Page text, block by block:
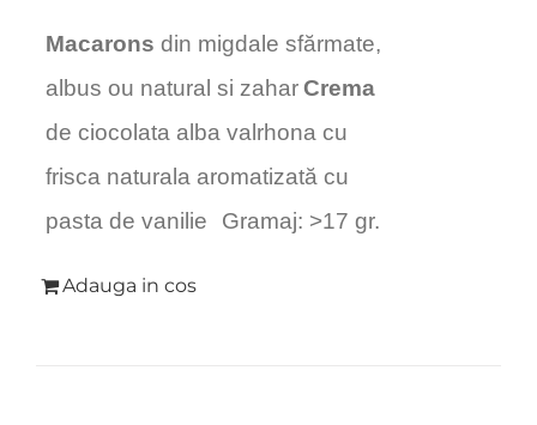
Macarons din migdale sfărmate,
albus ou natural si zahar Crema
de ciocolata alba valrhona cu
frisca naturala aromatizată cu
pasta de vanilie
Gramaj: >17 gr.
Adauga in cos